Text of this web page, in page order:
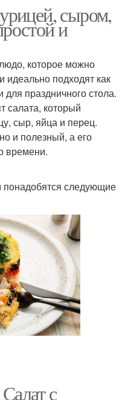
сыром,
и
которое можно
идеально подходят как
для праздничного стола.
салата, который
сыр, яйца и перец.
и полезный, а его
времени.
понадобятся следующие
с